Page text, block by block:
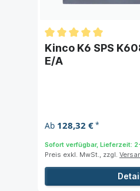
Kinco K6 SPS
E/A
Ab 128,32 €*
Sofort verfügbar, Lieferzeit:
Preis exkl. MwSt., zzgl.